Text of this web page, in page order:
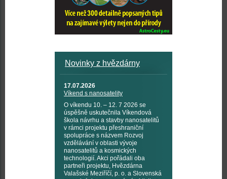
Novinky z hvězdárny
17.07.2026
Víkend s nanosatelity
O víkendu 10. – 12. 7 2026 se
úspěšně uskutečnila Víkendová
škola návrhu a stavby nanosatelitů
v rámci projektu přeshraniční
spolupráce s názvem Rozvoj
vzdělávání v oblasti vývoje
nanosatelitů a kosmických
technologií. Akci pořádali oba
partneři projektu, Hvězdárna
Valašské Meziříčí, p. o. a Slovenská